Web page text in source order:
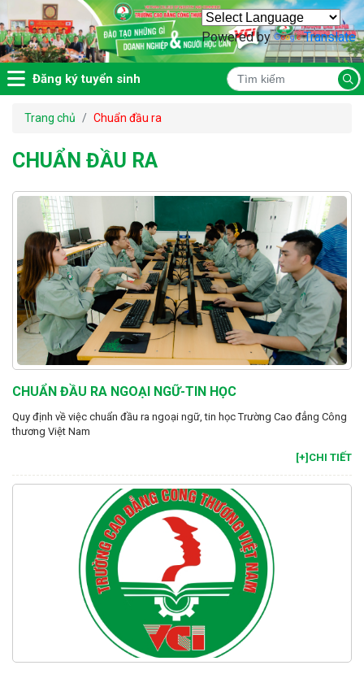
Powered by Translate
Đăng ký tuyển sinh
Trang chủ Chuẩn đầu ra
CHUẨN ĐẦU RA
CHUẨN ĐẦU RA NGOẠI NGỮ-TIN HỌC
Quy định về việc chuẩn đầu ra ngoại ngữ, tin học Trường Cao đẳng Công
thương Việt Nam
[+]CHI TIẾT